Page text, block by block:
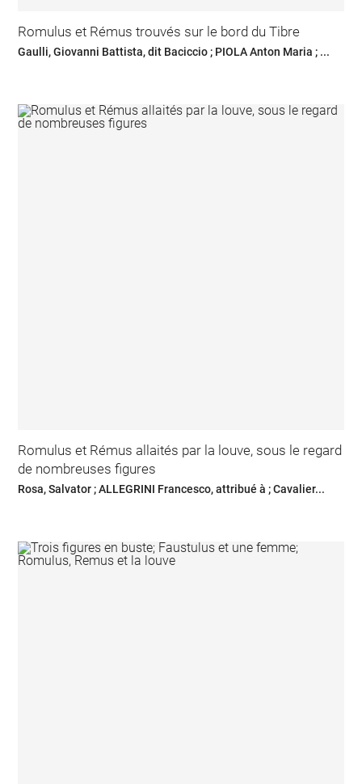
Romulus et Rémus trouvés sur le bord du Tibre
Gaulli, Giovanni Battista, dit Baciccio ; PIOLA Anton Maria ; ...
Romulus et Rémus allaités par la louve, sous le regard
de nombreuses figures
Rosa, Salvator ; ALLEGRINI Francesco, attribué à ; Cavalier...